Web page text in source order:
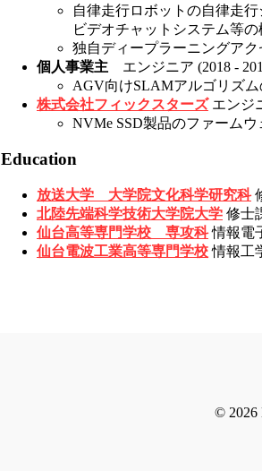
自律走行ロボットの自律走
ビデオチャットシステム等の
独自ディープラーニングア
個人事業主 エンジニア (2018 -
AGV向けSLAMアルゴリズム
株式会社フィックスターズエンジ
NVMe SSD製品のファーム
Education
放送大学 大学院文化科学研究科
北陸先端科学技術大学院大学 修士
仙台高等専門学校 専攻科情報電
仙台電波工業高等専門学校情報工
© 2026